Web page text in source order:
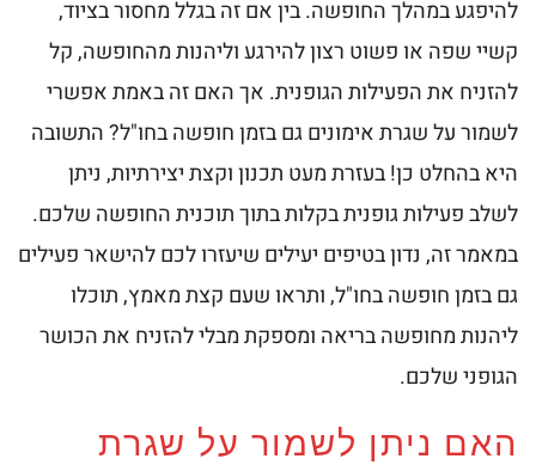
להיפגע במהלך החופשה. בין אם זה בגלל מחסור בציוד,
קשיי שפה או פשוט רצון להירגע וליהנות מהחופשה, קל
להזניח את הפעילות הגופנית. אך האם זה באמת אפשרי
לשמור על שגרת אימונים גם בזמן חופשה בחו"ל? התשובה
היא בהחלט כן! בעזרת מעט תכנון וקצת יצירתיות, ניתן
לשלב פעילות גופנית בקלות בתוך תוכנית החופשה שלכם.
במאמר זה, נדון בטיפים יעילים שיעזרו לכם להישאר פעילים
גם בזמן חופשה בחו"ל, ותראו שעם קצת מאמץ, תוכלו
ליהנות מחופשה בריאה ומספקת מבלי להזניח את הכושר
הגופני שלכם.
האם ניתן לשמור על שגרת